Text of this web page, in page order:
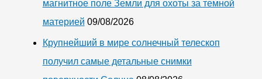
магнитное поле Земли для охоты за темной
материей 09/08/2026
Крупнейший в мире солнечный телескоп
получил самые детальные снимки